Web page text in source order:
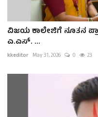
ವಿಜಯ ಕಾಲೇಜಿಗೆ ನೂತನ
ಎ.ಎಸ್. ...
kkeditor May 31, 2026 0 23